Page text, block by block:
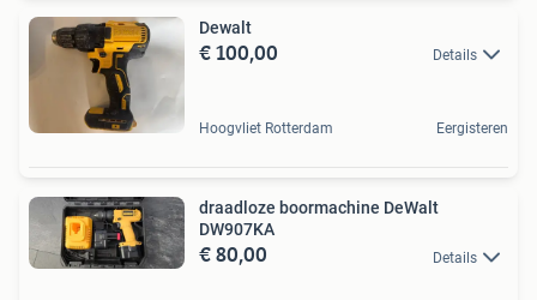
Dewalt
€ 100,00 Details
Hoogvliet Rotterdam Eergisteren
draadloze boormachine DeWalt
DW907KA
€ 80,00 Details